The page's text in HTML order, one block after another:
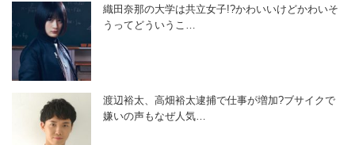
織田奈那の大学は共立女子!?かわいいけどかわいそ
うってどういうこ…
渡辺裕太、高畑裕太逮捕で仕事が増加?ブサイクで
嫌いの声もなぜ人気…